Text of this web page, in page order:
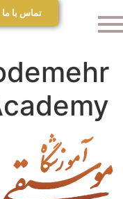
تماس با ما